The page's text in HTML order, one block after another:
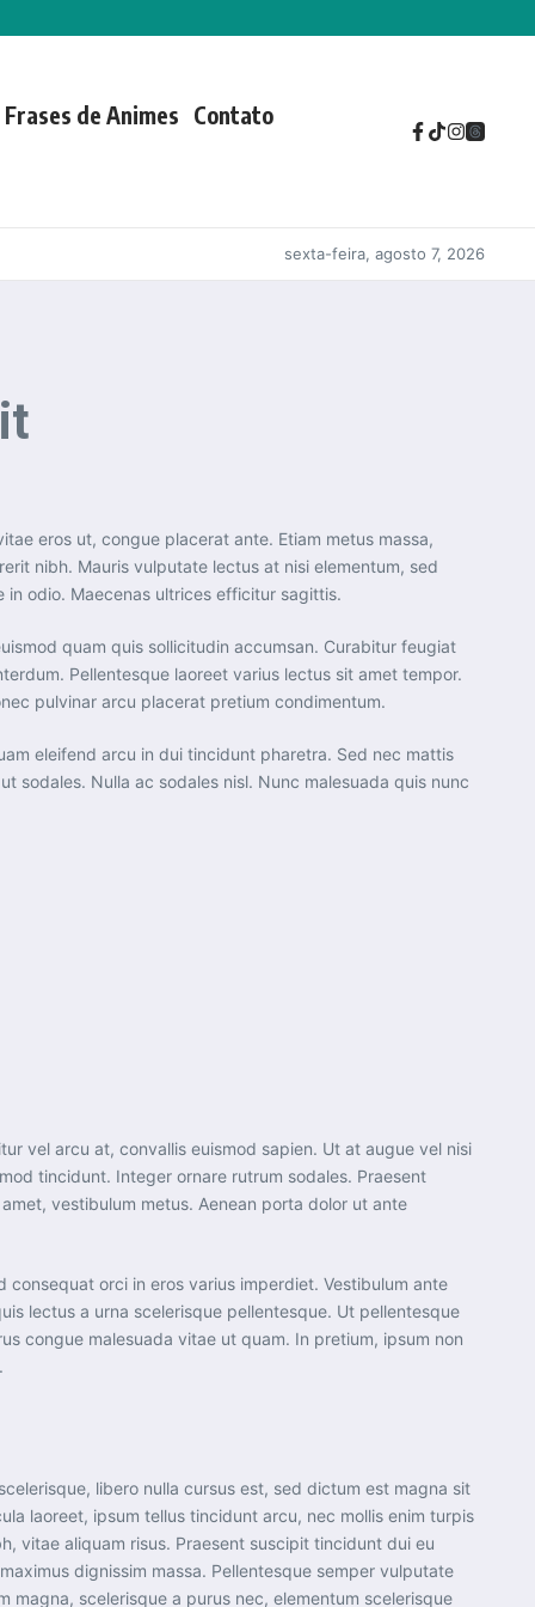
Frases de Animes Contato
sexta-feira, agosto 7, 2026
eros ut, congue placerat ante. Etiam metus massa,
nibh. Mauris vulputate lectus at nisi elementum, sed
odio. Maecenas ultrices efficitur sagittis.
quam quis sollicitudin accumsan. Curabitur feugiat
Pellentesque laoreet varius lectus sit amet tempor.
pulvinar arcu placerat pretium condimentum.
eleifend arcu in dui tincidunt pharetra. Sed nec mattis
sodales. Nulla ac sodales nisl. Nunc malesuada quis nunc
vel arcu at, convallis euismod sapien. Ut at augue vel nisi
tincidunt. Integer ornare rutrum sodales. Praesent
vestibulum metus. Aenean porta dolor ut ante
orci in eros varius imperdiet. Vestibulum ante
lectus a urna scelerisque pellentesque. Ut pellentesque
congue malesuada vitae ut quam. In pretium, ipsum non
libero nulla cursus est, sed dictum est magna sit
laoreet, ipsum tellus tincidunt arcu, nec mollis enim turpis
vitae aliquam risus. Praesent suscipit tincidunt dui eu
dignissim massa. Pellentesque semper vulputate
magna, scelerisque a purus nec, elementum scelerisque